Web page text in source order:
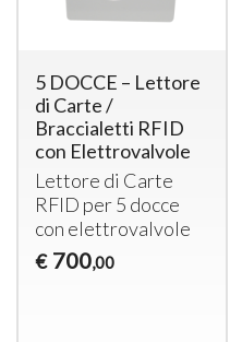
5 DOCCE – Lettore
di Carte /
Braccialetti RFID
con Elettrovalvole
Lettore di Carte
RFID per 5 docce
con elettrovalvole
€ 700,00